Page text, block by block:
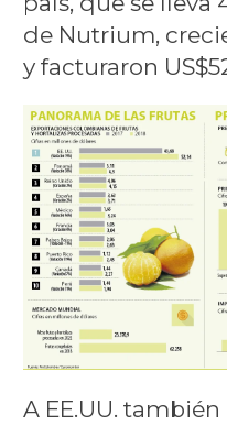
de Nutrium,
y facturaron
A EE.UU.